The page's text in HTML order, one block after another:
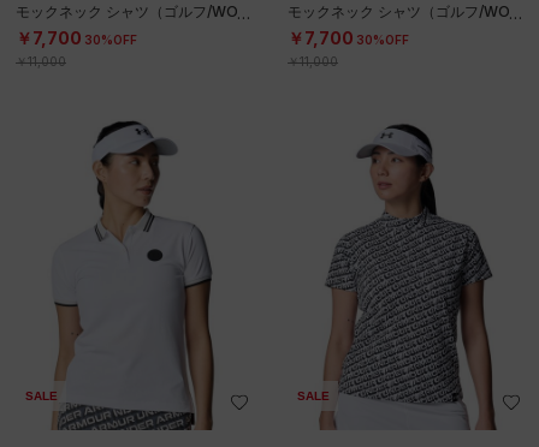
モックネック シャツ（ゴルフ/WOM
EN）
￥7,700 30%OFF
￥11,000
モックネック シャツ（ゴルフ/WOM
EN）
￥7,700 30%OFF
￥11,000
SALE SALE